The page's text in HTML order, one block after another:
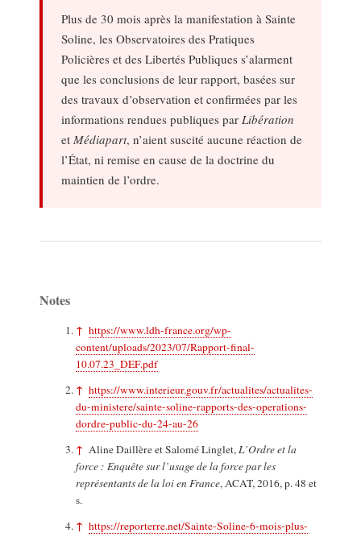
Plus de 30 mois après la manifestation à Sainte
Soline, les Observatoires des Pratiques
Policières et des Libertés Publiques s’alarment
que les conclusions de leur rapport, basées sur
des travaux d’observation et confirmées par les
informations rendues publiques par Libération
et Médiapart, n’aient suscité aucune réaction de
l’État, ni remise en cause de la doctrine du
maintien de l’ordre.
Notes
↑ https://www.ldh-france.org/wp-
content/uploads/2023/07/Rapport-final-
10.07.23_DEF.pdf
↑ https://www.interieur.gouv.fr/actualites/actualites-
du-ministere/sainte-soline-rapports-des-operations-
dordre-public-du-24-au-26
↑ Aline Daillère et Salomé Linglet,L’Ordre et la
force : Enquête sur l’usage de la force par les
représentants de la loi en France, ACAT, 2016, p. 48 et
s.
↑ https://reporterre.net/Sainte-Soline-6-mois-plus-